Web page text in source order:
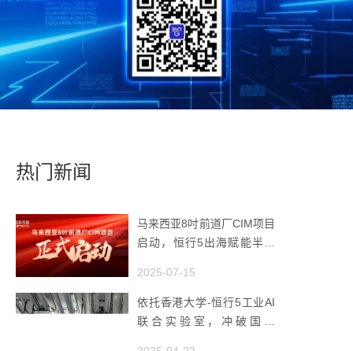
热门新闻
马来西亚8吋前道厂CIM项目
启动，恒行5出海赋能半导
2025-07-15
依托香港大学-恒行5工业AI
联合实验室，冲破国产